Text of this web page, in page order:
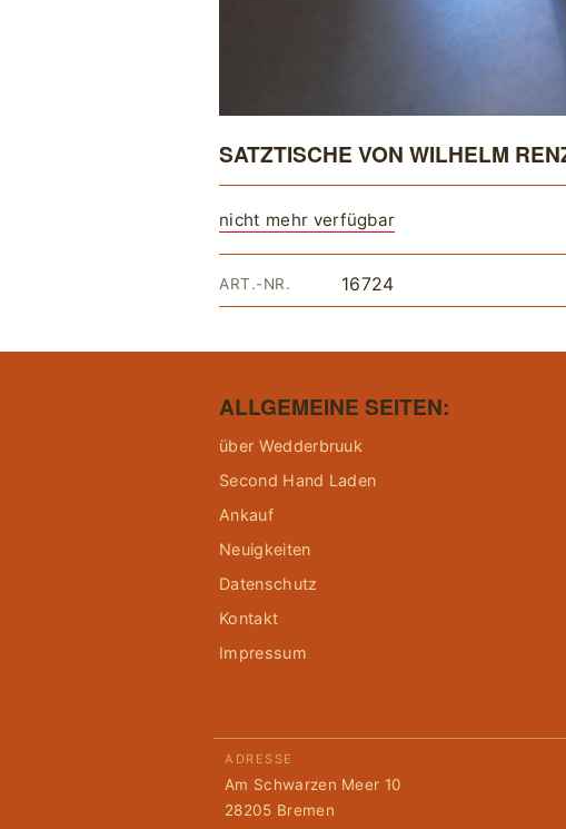
SATZTISCHE VON WILHELM
nicht mehr verfügbar
ART.-NR. 16724
ALLGEMEINE SEITEN:
über Wedderbruuk
Second Hand Laden
Ankauf
Neuigkeiten
Datenschutz
Kontakt
Impressum
ADRESSE
Am Schwarzen Meer 10
28205 Bremen